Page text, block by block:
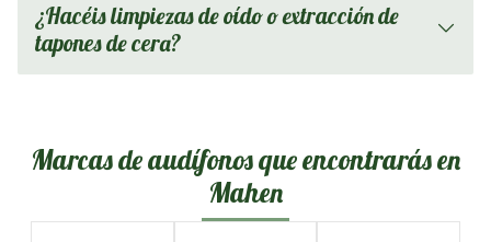
¿Hacéis limpiezas de oído o extracción de
tapones de cera?
Marcas de audífonos que encontrarás en
Mahen